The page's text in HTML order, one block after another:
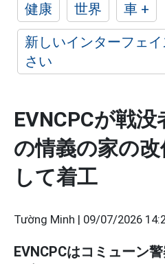
健康
世界
車 +
新しいインターフェ
さい
EVNCPCが戦
の情義の家の
して着工
Tường Minh | 09/07/2026
EVNCPCはコミューン